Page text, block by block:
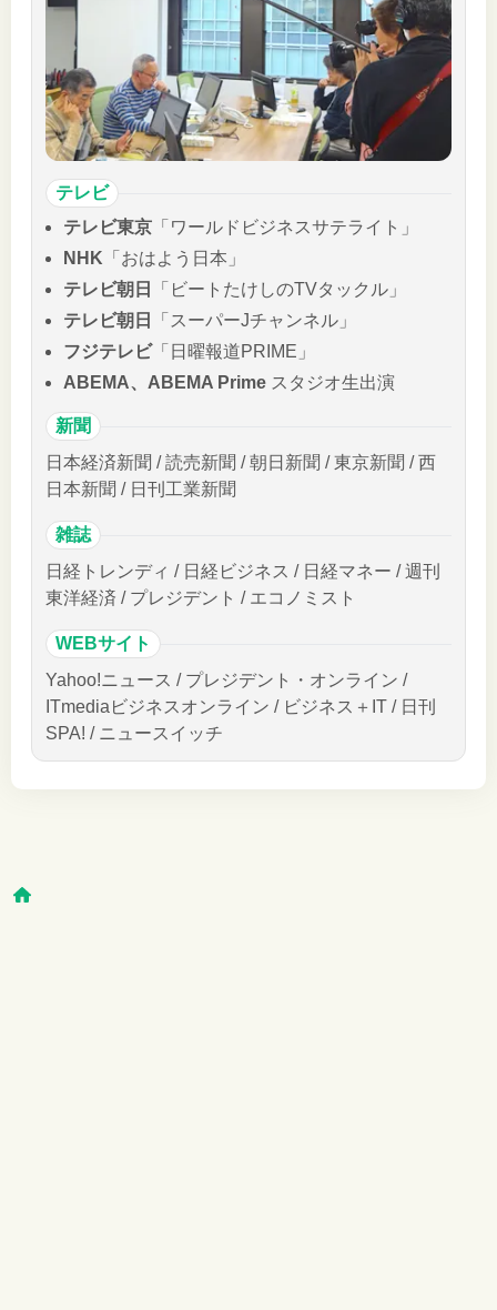
テレビ
テレビ東京 「ワールドビジネスサテライト」
NHK 「おはよう日本」
テレビ朝日
「ビートたけしのTVタックル」
テレビ朝日
「スーパーJチャンネル」
フジテレビ「日曜報道PRIME」
ABEMA、ABEMA Prime スタジオ生出演
新聞
日本経済新聞 / 読売新聞 / 朝日新聞 / 東京新聞 / 西
日本新聞 / 日刊工業新聞
雑誌
日経トレンディ / 日経ビジネス / 日経マネー / 週刊
東洋経済 / プレジデント / エコノミスト
WEBサイト
Yahoo!ニュース / プレジデント・オンライン /
ITmediaビジネスオンライン / ビジネス＋IT / 日刊
SPA! / ニュースイッチ